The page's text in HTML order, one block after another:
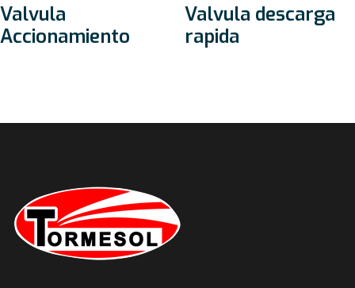
Valvula
Accionamiento
Valvula descarga
rapida